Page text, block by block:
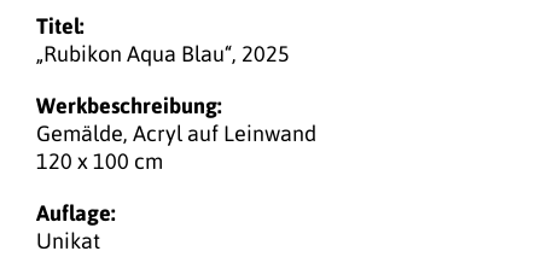
Titel:
„Rubikon Aqua Blau“, 2025
Werkbeschreibung:
Gemälde, Acryl auf Leinwand
120 x 100 cm
Auflage:
Unikat